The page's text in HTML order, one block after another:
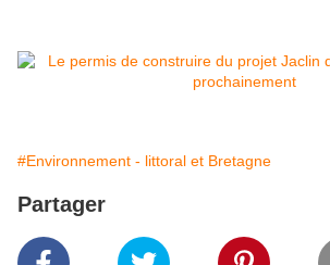
#Environnement - littoral et Bretagne
Partager